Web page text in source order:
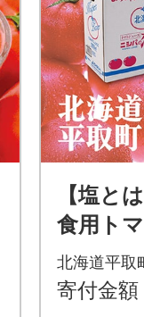
【塩と
食用ト
っぷり!
シパの
北海道平取
寄付金額